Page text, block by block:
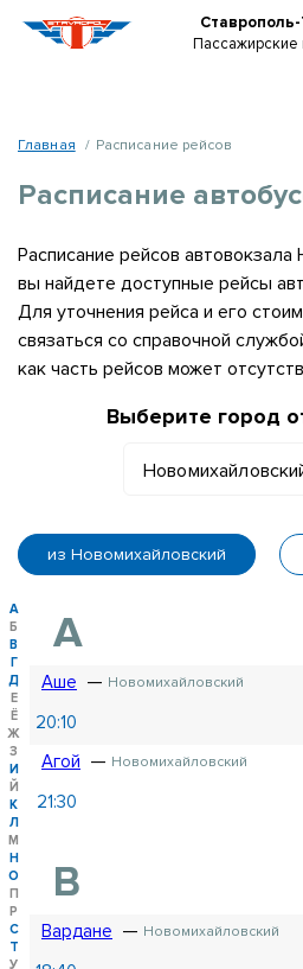
Пассажирские
Главная Расписание рейсов
Расписание
Расписание рейсов автовокзала
вы найдете доступные рейсы
Для уточнения рейса и его
связаться со справочной
как часть рейсов может
Выберите город
А
Б
В
Г
Д
Е
Ё
Ж
З
И
Й
К
Л
М
Н
О
П
Р
С
Т
У
из Новомихайловский
А
Новомихайловский
Аше
20:10
Новомихайловский
Агой
21:30
В
Новомихайловский
Вардане